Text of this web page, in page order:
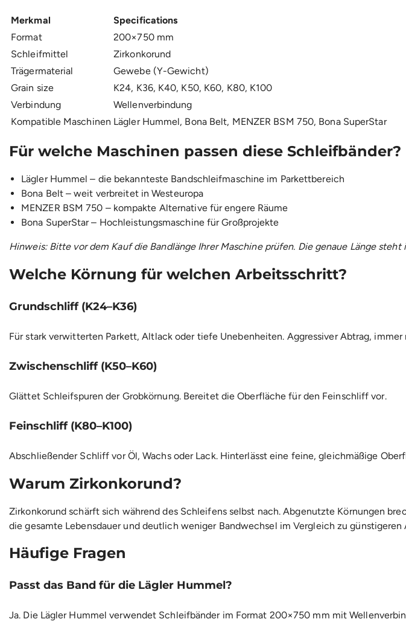
Merkmal
Specifications
Format
200×750 mm
Schleifmittel
Zirkonkorund
Trägermaterial
Gewebe (Y-Gewicht)
Grain size
K24, K36, K40, K50, K60, K80, K100
Verbindung
Wellenverbindung
Kompatible Maschinen Lägler Hummel, Bona Belt, MENZER BSM 750, Bona SuperStar
Für welche Maschinen passen diese Schleifbänder?
Lägler Hummel – die bekannteste Bandschleifmaschine im Parkettbereich
Bona Belt – weit verbreitet in Westeuropa
MENZER BSM 750 – kompakte Alternative für engere Räume
Bona SuperStar – Hochleistungsmaschine für Großprojekte
Hinweis: Bitte vor dem Kauf die Bandlänge Ihrer Maschine prüfen. Die genaue Länge steht
Welche Körnung für welchen Arbeitsschritt?
Grundschliff (K24–K36)
Für stark verwitterten Parkett, Altlack oder tiefe Unebenheiten. Aggressiver Abtrag,
Zwischenschliff (K50–K60)
Glättet Schleifspuren der Grobkörnung. Bereitet die Oberfläche für den Feinschliff vor.
Feinschliff (K80–K100)
Abschließender Schliff vor Öl, Wachs oder Lack. Hinterlässt eine feine, gleichmäßige
Warum Zirkonkorund?
Zirkonkorund schärft sich während des Schleifens selbst nach. Abgenutzte Körnungen
die gesamte Lebensdauer und deutlich weniger Bandwechsel im Vergleich zu günstigeren
Häufige Fragen
Passt das Band für die Lägler Hummel?
Ja. Die Lägler Hummel verwendet Schleifbänder im Format 200×750 mm mit